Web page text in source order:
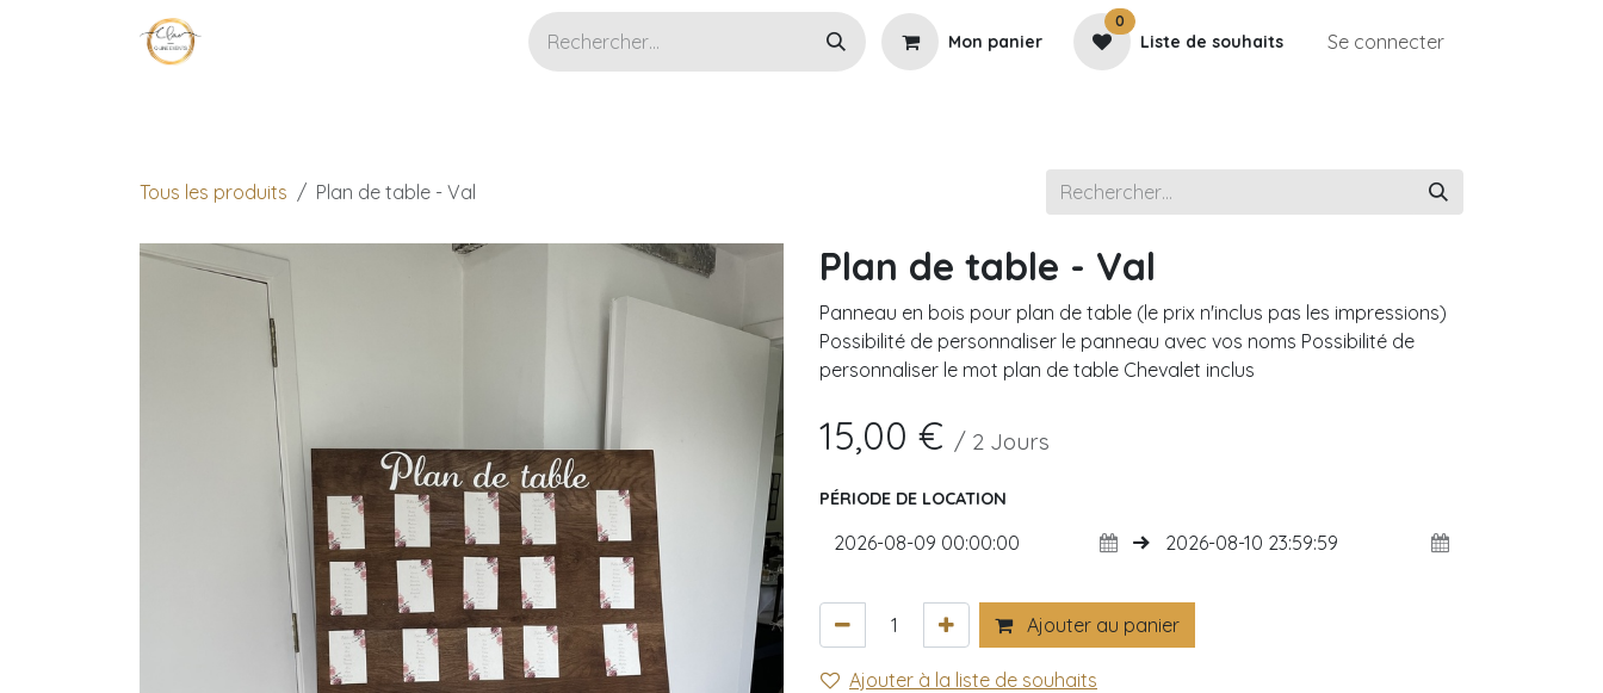
Se rendre au contenu
Mon panier
0
Liste de souhaits Se connecter
Tous les produits Plan de table - Val
Plan de table - Val
Panneau en bois pour plan de table (le prix n'inclus pas les impressions)
Possibilité de personnaliser le panneau avec vos noms Possibilité de
personnaliser le mot plan de table Chevalet inclus
15,00 € / 2 Jours
PÉRIODE DE LOCATION
Ajouter au panier
Ajouter à la liste de souhaits